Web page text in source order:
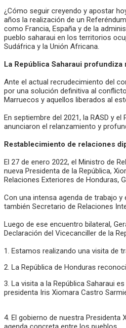
¿Cómo seguir creyendo y apostar
años la realización de un
como Francia, España y de la
pueblo saharaui en los territorios
Sudáfrica y la Unión Africana.
La República Saharaui
Ante el actual recrudecimiento del
por una solución definitiva al
Marruecos y aquellos liberados al
En septiembre del 2021, la RASD y
anunciaron el relanzamiento y
Restablecimiento de relaciones
El 27 de enero 2022, el Ministro de
nueva Presidenta de la República,
Relaciones Exteriores de Honduras,
Con una intensa agenda de trabajo
también Secretario de Relaciones
Luego de ese encuentro bilateral,
Declaración del Vicecanciller de la
1. Estamos realizando una visita de
2. La República de Honduras
3. La visita a la República Saharaui
presidenta Iris Xiomara Castro
4. El gobierno de nuestra